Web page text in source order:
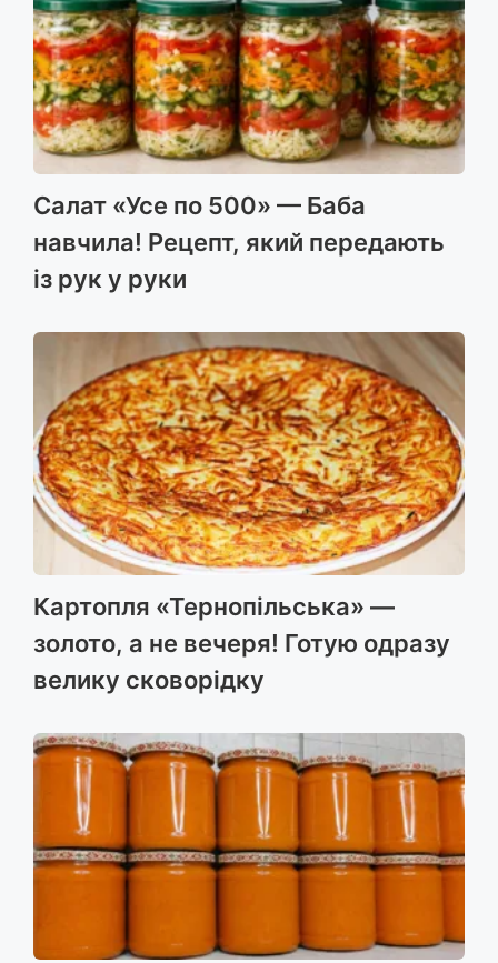
Салат «Усе по 500» — Баба
навчила! Рецепт, який передають
із рук у руки
Картопля «Тернопільська» —
золото, а не вечеря! Готую одразу
велику сковорідку